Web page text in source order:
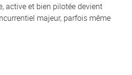
active et bien pilotée devient
majeur, parfois même